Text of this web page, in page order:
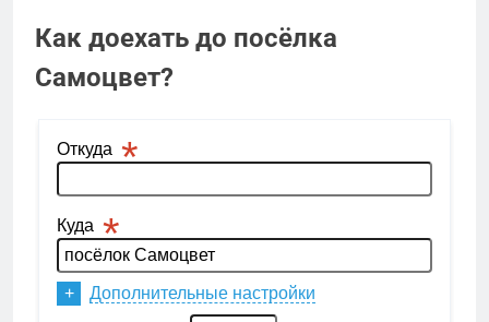
Как доехать до посёлка
Самоцвет?